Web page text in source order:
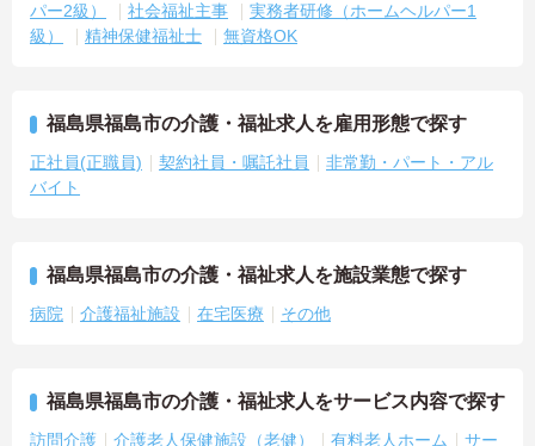
パー2級）
社会福祉主事
実務者研修（ホームヘルパー1
級）
精神保健福祉士 無資格OK
福島県福島市の介護・福祉求人を雇用形態で探す
正社員(正職員) 契約社員・嘱託社員
非常勤・パート・アル
バイト
福島県福島市の介護・福祉求人を施設業態で探す
病院 介護福祉施設 在宅医療 その他
福島県福島市の介護・福祉求人をサービス内容で探す
訪問介護 介護老人保健施設（老健） 有料老人ホーム
サー